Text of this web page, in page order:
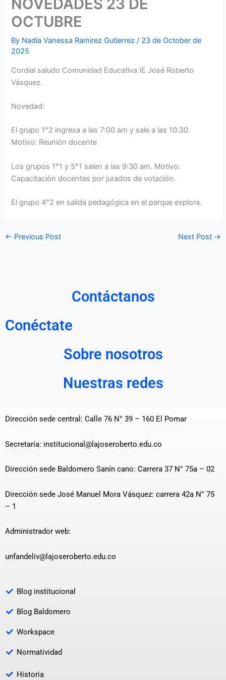
NOVEDADES 23 DE
OCTUBRE
By Nadia Vanessa Ramirez Gutierrez/ 23 de October de
2025
Cordial saludo Comunidad Educativa IE José Roberto
Vásquez.
Novedad:
El grupo 1°2 ingresa a las 7:00 am y sale a las 10:30.
Motivo: Reunión docente
Los grupos 1°1 y 5°1 salen a las 9:30 am. Motivo:
Capacitación docentes por jurados de votación.
El grupo 4°2 en salida pedagógica en el parque explora.
← Previous Post Next Post →
Contáctanos
Conéctate
Sobre nosotros
Nuestras redes
Dirección sede central: Calle 76 N° 39 – 160 El Pomar
Secretaría: institucional@lajoseroberto.edu.co
Dirección sede Baldomero Sanín cano: Carrera 37 N° 75a – 02
Dirección sede José Manuel Mora Vásquez: carrera 42a N° 75
– 1
Administrador web:
unfandeliv@lajoseroberto.edu.co
Blog institucional
Blog Baldomero
Workspace
Normatividad
Historia